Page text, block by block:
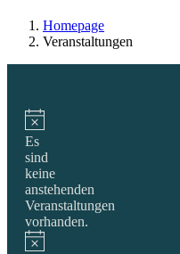
Homepage
Veranstaltungen
Es
sind
keine
anstehenden
Veranstaltungen
vorhanden.